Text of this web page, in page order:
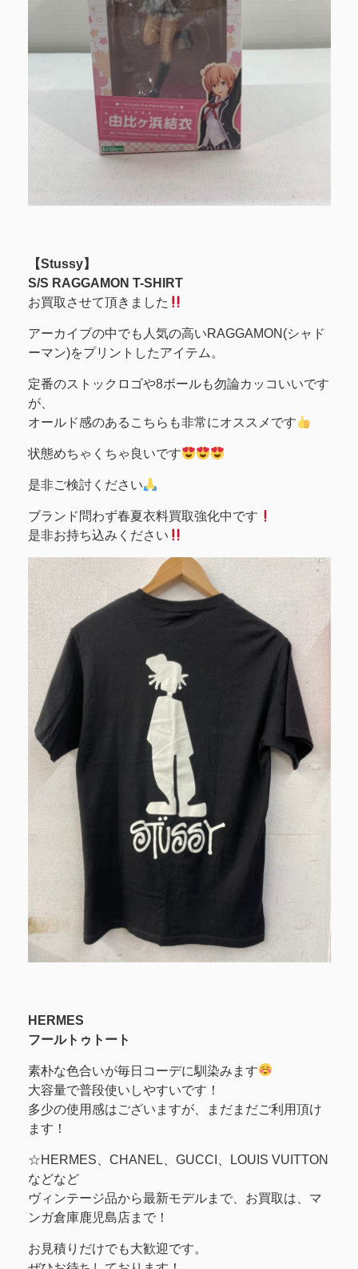
【Stussy】
S/S RAGGAMON T-SHIRT
お買取させて頂きました
アーカイブの中でも人気の高いRAGGAMON(シャド
ーマン)をプリントしたアイテム。
定番のストックロゴや8ボールも勿論カッコいいです
が、
オールド感のあるこちらも非常にオススメです
状態めちゃくちゃ良いです
是非ご検討ください
ブランド問わず春夏衣料買取強化中です
是非お持ち込みください
HERMES
フールトゥトート
素朴な色合いが毎日コーデに馴染みます
大容量で普段使いしやすいです！
多少の使用感はございますが、まだまだご利用頂け
ます！
☆HERMES、CHANEL、GUCCI、LOUIS VUITTON
などなど
ヴィンテージ品から最新モデルまで、お買取は、マ
ンガ倉庫鹿児島店まで！
お見積りだけでも大歓迎です。